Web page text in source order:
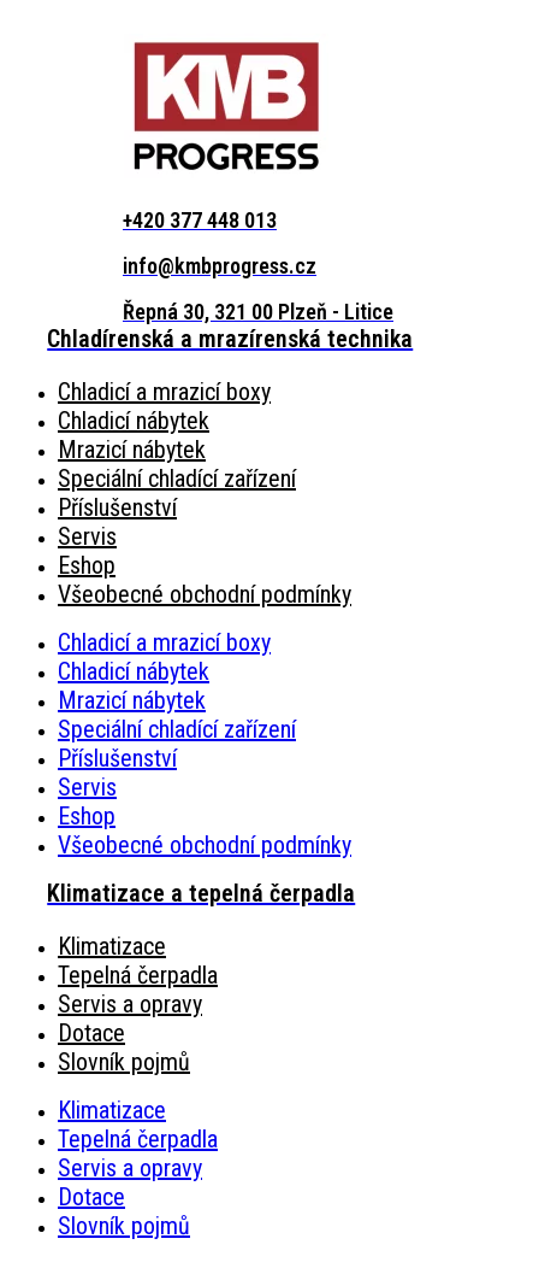
+420 377 448 013
info@kmbprogress.cz
Řepná 30, 321 00 Plzeň - Litice
Chladírenská a mrazírenská technika
Chladicí a mrazicí boxy
Chladicí nábytek
Mrazicí nábytek
Speciální chladící zařízení
Příslušenství
Servis
Eshop
Všeobecné obchodní podmínky
Chladicí a mrazicí boxy
Chladicí nábytek
Mrazicí nábytek
Speciální chladící zařízení
Příslušenství
Servis
Eshop
Všeobecné obchodní podmínky
Klimatizace a tepelná čerpadla
Klimatizace
Tepelná čerpadla
Servis a opravy
Dotace
Slovník pojmů
Klimatizace
Tepelná čerpadla
Servis a opravy
Dotace
Slovník pojmů